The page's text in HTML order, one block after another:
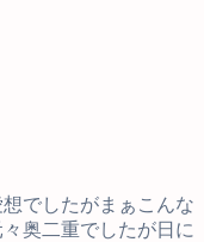
でしたがまぁこんな
奥二重でしたが日に